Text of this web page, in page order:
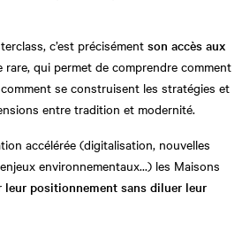
c’est précisémentson accès aux
rare, qui permet de comprendre comment
se construisent les stratégies et
entre tradition et modernité.
accélérée (digitalisation, nouvelles
environnementaux...) les Maisons
leur positionnement sans diluer leur